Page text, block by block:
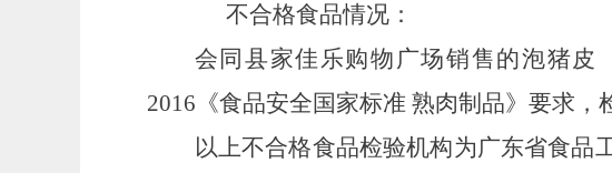
不合格食品情况：
会同县家佳乐购物广场销售的泡猪皮
2016《食品安全国家标准 熟肉制品》要求，
以上不合格食品检验机构为广东省食品